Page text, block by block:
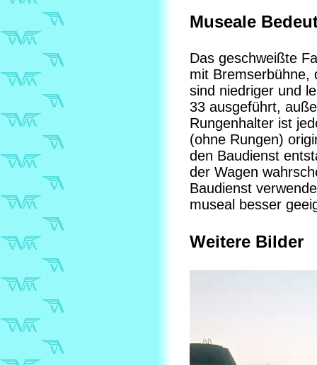
Museale
Das geschweißte
mit Bremserbühne,
sind niedriger und
33 ausgeführt,
Rungenhalter ist
(ohne Rungen)
den Baudienst
der Wagen
Baudienst
museal besser
Weitere Bilder